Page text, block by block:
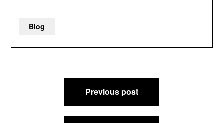
Blog
Previous post